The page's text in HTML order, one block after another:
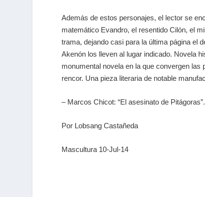
Además de estos personajes, el lector se
matemático Evandro, el resentido Cilón, el
trama, dejando casi para la última página el
Akenón los lleven al lugar indicado. Novela
monumental novela en la que convergen
rencor. Una pieza literaria de notable
– Marcos Chicot: “El asesinato de
Por Lobsang Castañeda
Mascultura 10-Jul-14